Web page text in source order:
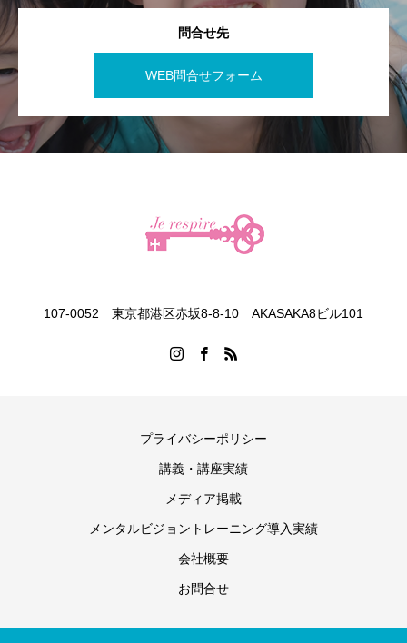
問合せ先
WEB問合せフォーム
107-0052 東京都港区赤坂8-8-10 AKASAKA8ビル101
プライバシーポリシー
講義・講座実績
メディア掲載
メンタルビジョントレーニング導入実績
会社概要
お問合せ